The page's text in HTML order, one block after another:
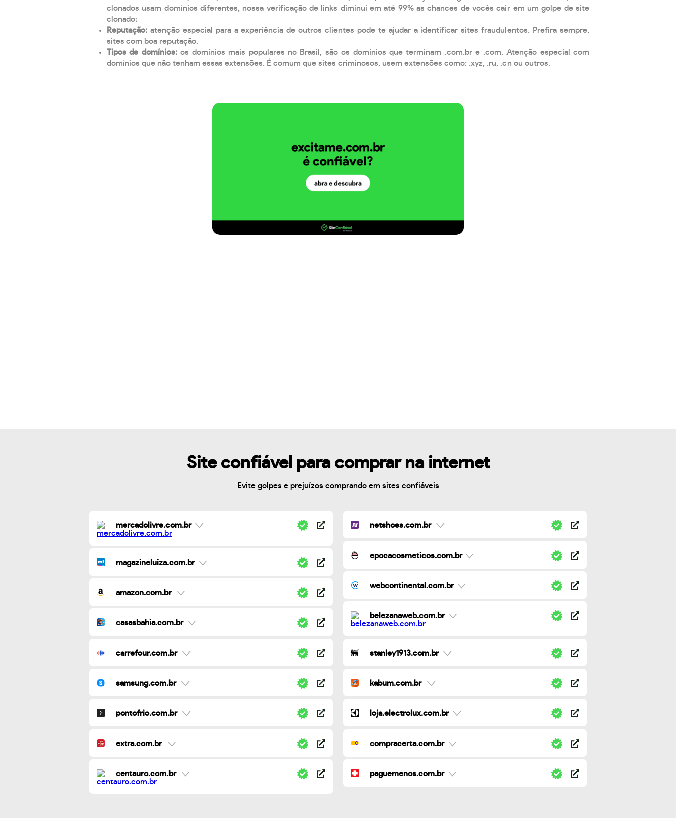
clonados usam domínios diferentes, nossa verificação de links diminui em até 99% as chances de vocês cair em um golpe de site
clonado;
Reputação: atenção especial para a experiência de outros clientes pode te ajudar a identificar sites fraudulentos. Prefira sempre,
sites com boa reputação.
Tipos de domínios:os domínios mais populares no Brasil, são os domínios que terminam .com.br e .com. Atenção especial com
domínios que não tenham essas extensões. É comum que sites criminosos, usem extensões como: .xyz, .ru, .cn ou outros.
Site confiável para comprar na internet
Evite golpes e prejuízos comprando em sites confiáveis
mercadolivre.com.br
magazineluiza.com.br
amazon.com.br
casasbahia.com.br
carrefour.com.br
samsung.com.br
pontofrio.com.br
extra.com.br
centauro.com.br
netshoes.com.br
epocacosmeticos.com.br
webcontinental.com.br
belezanaweb.com.br
stanley1913.com.br
kabum.com.br
loja.electrolux.com.br
compracerta.com.br
paguemenos.com.br